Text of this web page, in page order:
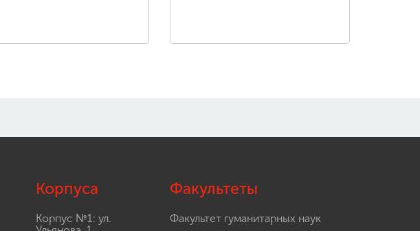
Корпуса
Корпус №1: ул.
Факультеты
Факультет гуманитарных наук